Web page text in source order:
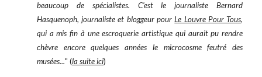
beaucoup de spécialistes. C'est le journaliste Bernard
Hasquenoph, journaliste et bloggeur pourLe Louvre Pour Tous,
qui a mis fin à une escroquerie artistique qui aurait pu rendre
chèvre encore quelques années le microcosme feutré des
musées..." (la suite ici)